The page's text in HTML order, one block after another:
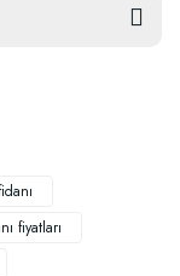
fiyatları